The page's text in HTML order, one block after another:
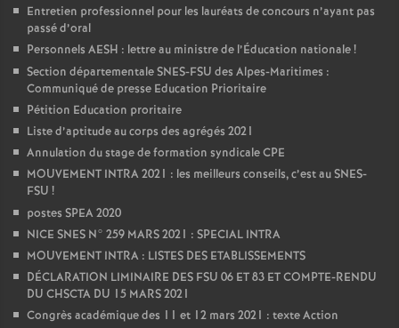
Entretien professionnel pour les lauréats de concours n’ayant pas
passé d’oral
Personnels AESH : lettre au ministre de l’Éducation nationale!
Section départementale SNES-FSU des Alpes-Maritimes :
Communiqué de presse Education Prioritaire
Pétition Education proritaire
Liste d’aptitude au corps des agrégés 2021
Annulation du stage de formation syndicale CPE
MOUVEMENT INTRA 2021 : les meilleurs conseils, c’est au SNES-
FSU !
postes SPEA 2020
NICE SNES N° 259 MARS 2021 : SPECIAL INTRA
MOUVEMENT INTRA : LISTES DES ETABLISSEMENTS
DÉCLARATION LIMINAIRE DES FSU 06 ET 83 ET COMPTE-RENDU
DU CHSCTA DU 15 MARS 2021
Congrès académique des 11 et 12 mars 2021 : texte Action